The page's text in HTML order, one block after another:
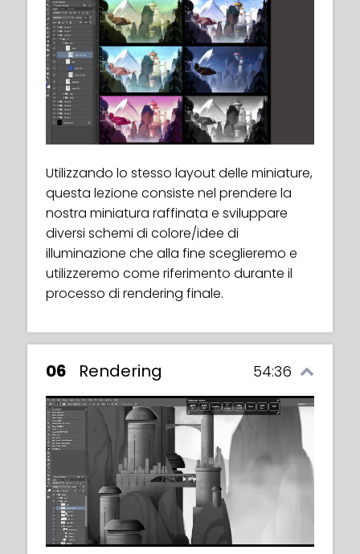
thumbnails, and then go through the
process of using the reference we
gathered to develop some environment
ideas.
After choosing a thumbnail, we begin the
process of refining the idea, breaking it up
into more manageable groups,
(foreground, middle ground, background)
and give ourselves a more solid
Utilizzando lo stesso layout delle miniature,
questa lezione consiste nel prendere la
nostra miniatura raffinata e sviluppare
diversi schemi di colore/idee di
illuminazione che alla fine sceglieremo e
utilizzeremo come riferimento durante il
processo di rendering finale.
06 Rendering 54:36